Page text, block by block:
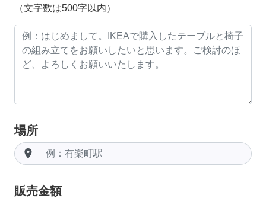
（文字数は500字以内）
場所
room
販売金額